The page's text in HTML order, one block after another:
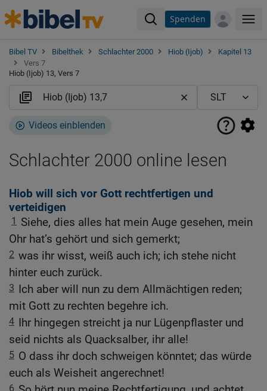
Spenden
Bibel TV Bibelthek Schlachter 2000 Hiob (Ijob)
Kapitel 13
Vers 7
Hiob (Ijob) 13, Vers 7
Videos einblenden
Schlachter 2000 online lesen
Hiob will sich vor Gott rechtfertigen und
verteidigen
1
Siehe, dies alles hat mein Auge gesehen, mein
Ohr hat’s gehört und sich gemerkt;
2 was ihr wisst, weiß auch ich; ich stehe nicht
hinter euch zurück.
3 Ich aber will nun zu dem Allmächtigen reden;
mit Gott zu rechten begehre ich.
4 Ihr hingegen streicht ja nur Lügenpflaster und
seid nichts als Quacksalber, ihr alle!
5 O dass ihr doch schweigen könntet; das würde
euch als Weisheit angerechnet!
6